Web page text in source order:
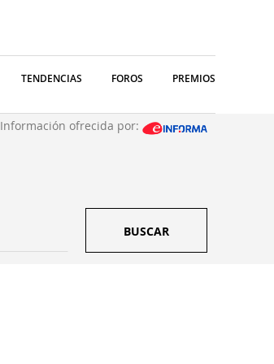
TENDENCIAS FOROS PREMIOS
Información ofrecida por:
BUSCAR